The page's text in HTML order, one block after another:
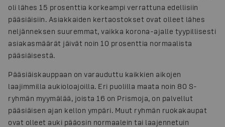
oli lähes 15 prosenttia korkeampi verrattuna edellisiin
pääsiäisiin. Asiakkaiden kertaostokset ovat olleet lähes
neljänneksen suuremmat, vaikka korona-ajalle tyypillisesti
asiakasmäärät jäivät noin 10 prosenttia normaalista
pääsiäisestä.
Pääsiäiskauppaan on varauduttu kaikkien aikojen
laajimmilla aukioloajoilla. Eri puolilla maata noin 80 S-
ryhmän myymälää, joista 16 on Prismoja, on palvellut
pääsiäisen ajan kellon ympäri. Muut ryhmän ruokakaupat
ovat olleet auki pääosin normaalein tai laajennetuin